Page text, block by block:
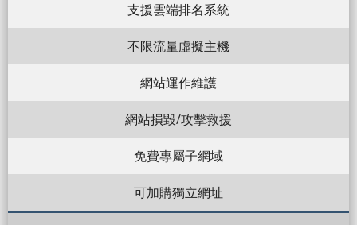
支援雲端排名系統
不限流量虛擬主機
網站運作維護
網站損毀/攻擊救援
免費專屬子網域
可加購獨立網址